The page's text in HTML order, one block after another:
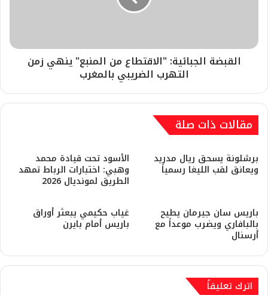
​القبضة الجبائية: "الاقتطاع من المنبع" ينهي زمن
التهرب الضريبي بالمغرب
مقالات ذات صلة
برشلونة يسحق ريال مدريد
ويعانق لقب الليغا رسمياً
​الأسود تحت قيادة محمد
وهبي: اختبارات الرباط تمهد
الطريق لمونديال 2026
باريس سان جيرمان يطيح
بالبافاري ويضرب موعداً مع
أرسنال
غياب حكيمي يبعثر أوراق
باريس أمام بايرن
اترك تعليقاً